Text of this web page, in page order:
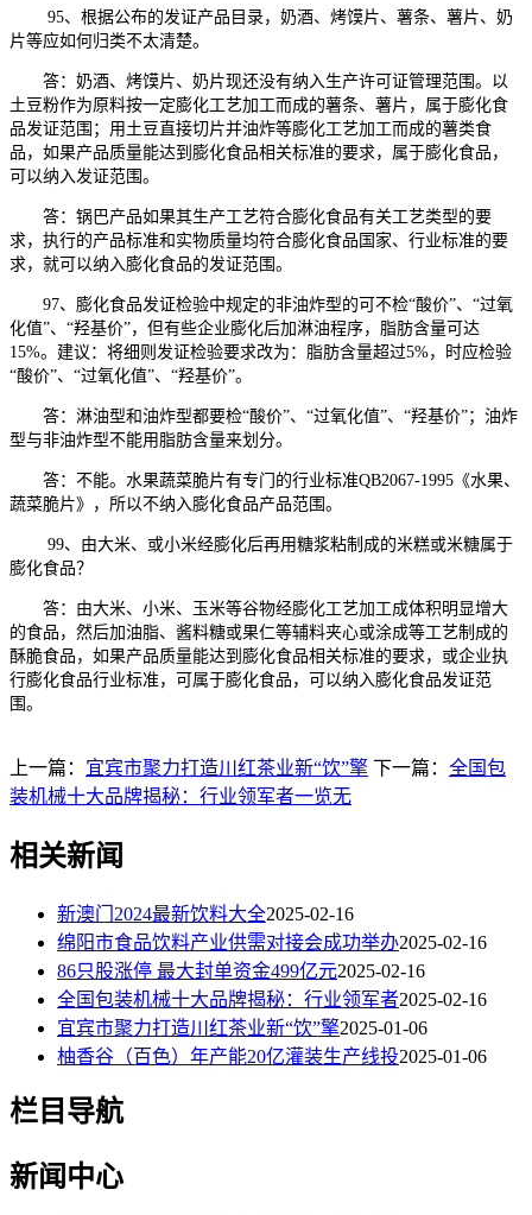
95、根据公布的发证产品目录，奶酒、烤馍片、薯条、薯片、奶
片等应如何归类不太清楚。
答：奶酒、烤馍片、奶片现还没有纳入生产许可证管理范围。以
土豆粉作为原料按一定膨化工艺加工而成的薯条、薯片，属于膨化食
品发证范围；用土豆直接切片并油炸等膨化工艺加工而成的薯类食
品，如果产品质量能达到膨化食品相关标准的要求，属于膨化食品，
可以纳入发证范围。
答：锅巴产品如果其生产工艺符合膨化食品有关工艺类型的要
求，执行的产品标准和实物质量均符合膨化食品国家、行业标准的要
求，就可以纳入膨化食品的发证范围。
97、膨化食品发证检验中规定的非油炸型的可不检“酸价”、“过氧
化值”、“羟基价”，但有些企业膨化后加淋油程序，脂肪含量可达
15%。建议：将细则发证检验要求改为：脂肪含量超过5%，时应检验
“酸价”、“过氧化值”、“羟基价”。
答：淋油型和油炸型都要检“酸价”、“过氧化值”、“羟基价”；油炸
型与非油炸型不能用脂肪含量来划分。
答：不能。水果蔬菜脆片有专门的行业标准QB2067-1995《水果、
蔬菜脆片》，所以不纳入膨化食品产品范围。
99、由大米、或小米经膨化后再用糖浆粘制成的米糕或米糖属于
膨化食品？
答：由大米、小米、玉米等谷物经膨化工艺加工成体积明显增大
的食品，然后加油脂、酱料糖或果仁等辅料夹心或涂成等工艺制成的
酥脆食品，如果产品质量能达到膨化食品相关标准的要求，或企业执
行膨化食品行业标准，可属于膨化食品，可以纳入膨化食品发证范
围。
上一篇： 宜宾市聚力打造川红茶业新“饮”擎 下一篇： 全国包
装机械十大品牌揭秘：行业领军者一览无
相关新闻
新澳门2024最新饮料大全2025-02-16
绵阳市食品饮料产业供需对接会成功举办2025-02-16
86只股涨停 最大封单资金499亿元2025-02-16
全国包装机械十大品牌揭秘：行业领军者2025-02-16
宜宾市聚力打造川红茶业新“饮”擎2025-01-06
柚香谷（百色）年产能20亿灌装生产线投2025-01-06
栏目导航
新闻中心